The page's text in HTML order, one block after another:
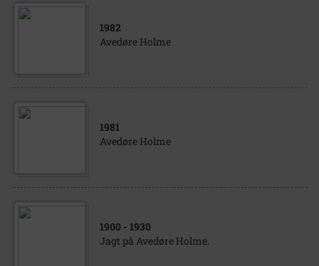
1982
Avedøre Holme
1981
Avedøre Holme
1900 - 1930
Jagt på Avedøre Holme.